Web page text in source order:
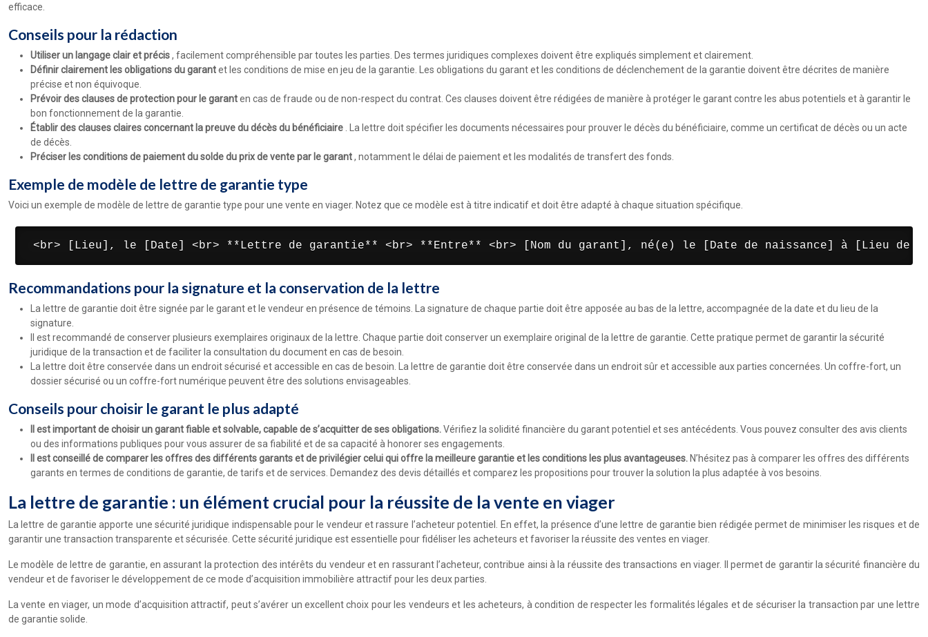
efficace.
Conseils pour la rédaction
Utiliser un langage clair et précis, facilement compréhensible par toutes les parties. Des termes juridiques complexes doivent être expliqués simplement et clairement.
Définir clairement les obligations du garantet les conditions de mise en jeu de la garantie. Les obligations du garant et les conditions de déclenchement de la garantie doivent être décrites de manière
précise et non équivoque.
Prévoir des clauses de protection pour le garanten cas de fraude ou de non-respect du contrat. Ces clauses doivent être rédigées de manière à protéger le garant contre les abus potentiels et à garantir le
bon fonctionnement de la garantie.
Établir des clauses claires concernant la preuve du décès du bénéficiaire . La lettre doit spécifier les documents nécessaires pour prouver le décès du bénéficiaire, comme un certificat de décès ou un acte
de décès.
Préciser les conditions de paiement du solde du prix de vente par le garant, notamment le délai de paiement et les modalités de transfert des fonds.
Exemple de modèle de lettre de garantie type
Voici un exemple de modèle de lettre de garantie type pour une vente en viager. Notez que ce modèle est à titre indicatif et doit être adapté à chaque situation spécifique.
<br> [Lieu], le [Date] <br> **Lettre de garantie** <br> **Entre** <br> [Nom du garant], né(e) le [Date de naissance] à [Lieu de
Recommandations pour la signature et la conservation de la lettre
La lettre de garantie doit être signée par le garant et le vendeur en présence de témoins. La signature de chaque partie doit être apposée au bas de la lettre, accompagnée de la date et du lieu de la
signature.
Il est recommandé de conserver plusieurs exemplaires originaux de la lettre. Chaque partie doit conserver un exemplaire original de la lettre de garantie. Cette pratique permet de garantir la sécurité
juridique de la transaction et de faciliter la consultation du document en cas de besoin.
La lettre doit être conservée dans un endroit sécurisé et accessible en cas de besoin. La lettre de garantie doit être conservée dans un endroit sûr et accessible aux parties concernées. Un coffre-fort, un
dossier sécurisé ou un coffre-fort numérique peuvent être des solutions envisageables.
Conseils pour choisir le garant le plus adapté
Il est important de choisir un garant fiable et solvable, capable de s’acquitter de ses obligations.Vérifiez la solidité financière du garant potentiel et ses antécédents. Vous pouvez consulter des avis clients
ou des informations publiques pour vous assurer de sa fiabilité et de sa capacité à honorer ses engagements.
Il est conseillé de comparer les offres des différents garants et de privilégier celui qui offre la meilleure garantie et les conditions les plus avantageuses.N’hésitez pas à comparer les offres des différents
garants en termes de conditions de garantie, de tarifs et de services. Demandez des devis détaillés et comparez les propositions pour trouver la solution la plus adaptée à vos besoins.
La lettre de garantie : un élément crucial pour la réussite de la vente en viager
La lettre de garantie apporte une sécurité juridique indispensable pour le vendeur et rassure l’acheteur potentiel. En effet, la présence d’une lettre de garantie bien rédigée permet de minimiser les risques et de
garantir une transaction transparente et sécurisée. Cette sécurité juridique est essentielle pour fidéliser les acheteurs et favoriser la réussite des ventes en viager.
Le modèle de lettre de garantie, en assurant la protection des intérêts du vendeur et en rassurant l’acheteur, contribue ainsi à la réussite des transactions en viager. Il permet de garantir la sécurité financière du
vendeur et de favoriser le développement de ce mode d’acquisition immobilière attractif pour les deux parties.
La vente en viager, un mode d’acquisition attractif, peut s’avérer un excellent choix pour les vendeurs et les acheteurs, à condition de respecter les formalités légales et de sécuriser la transaction par une lettre
de garantie solide.